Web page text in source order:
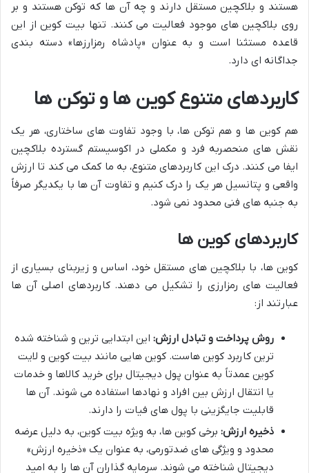
هستند و بلاکچین مستقل دارند و چه آن ها که توکن هستند و بر
روی بلاکچین های موجود فعالیت می کنند. تنها بیت کوین از این
قاعده مستثنا است و به عنوان «پادشاه رمزارزها» دسته بندی
جداگانه ای دارد.
کاربردهای متنوع کوین ها و توکن ها
هم کوین ها و هم توکن ها، با وجود تفاوت های ساختاری، هر یک
نقش های منحصربه فرد و مکملی در اکوسیستم گسترده بلاکچین
ایفا می کنند. درک این کاربردهای متنوع، به ما کمک می کند تا ارزش
واقعی و پتانسیل هر یک را درک کنیم و تفاوت آن ها با یکدیگر صرفاً
به جنبه های فنی محدود نمی شود.
کاربردهای کوین ها
کوین ها، با بلاکچین های مستقل خود، اساس و زیربنای بسیاری از
فعالیت های رمزارزی را تشکیل می دهند. کاربردهای اصلی آن ها
عبارتند از:
روش پرداخت و تبادل ارزش: این ابتدایی ترین و شناخته شده
ترین کاربرد کوین هاست. کوین هایی مانند بیت کوین و لایت
کوین عمدتاً به عنوان پول دیجیتال برای خرید کالاها و خدمات
یا انتقال ارزش بین افراد و نهادها استفاده می شوند. آن ها
قابلیت جایگزینی با پول های فیات را دارند.
ذخیره ارزش: برخی کوین ها، به ویژه بیت کوین، به دلیل عرضه
محدود و ویژگی های ضدتورمی، به عنوان یک «ذخیره ارزش»
دیجیتال شناخته می شوند. سرمایه گذاران آن ها را به امید